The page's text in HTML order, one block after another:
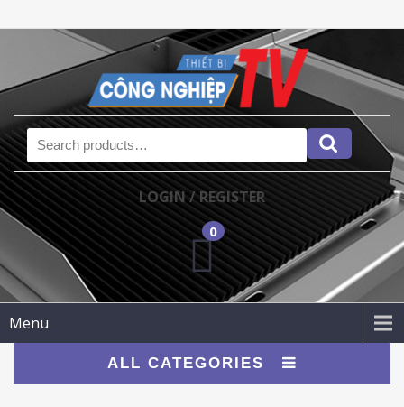
Search for:
LOGIN / REGISTER
0
Menu
ALL CATEGORIES